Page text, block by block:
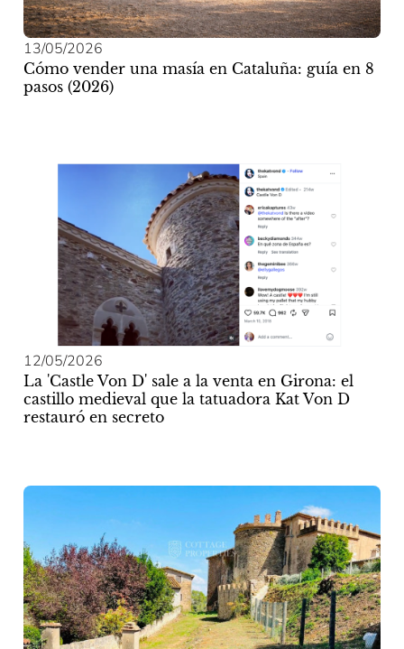
13/05/2026
Cómo vender una masía en Cataluña: guía en 8
pasos (2026)
12/05/2026
La 'Castle Von D' sale a la venta en Girona: el
castillo medieval que la tatuadora Kat Von D
restauró en secreto